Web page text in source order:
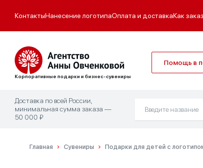
КонтактыНанесение логотипаОплата и доставкаКак
Корпоративные подарки и бизнес-сувениры
Помощь в
Доставка по всей России,
минимальная сумма заказа —
50 000 ₽
Главная Сувениры Подарки для детей с